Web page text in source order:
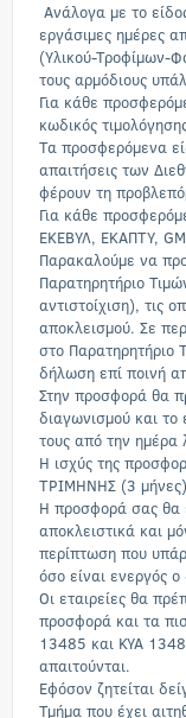
Ανάλογα με το
εργάσιμες ημέρες
(Υλικού-Τροφίμων-
τους αρμόδιους
Για κάθε
κωδικός
Τα προσφερόμενα
απαιτήσεις των
φέρουν τη
Για κάθε
ΕΚΕΒΥΛ, ΕΚΑΠΤΥ,
Παρακαλούμε να
Παρατηρητήριο
αντιστοίχιση), τις
αποκλεισμού. Σε
στο Παρατηρητήριο
δήλωση επί ποινή
Στην προσφορά θα
διαγωνισμού και
τους από την ημέρα
Η ισχύς της
ΤΡΙΜΗΝΗΣ (3 μήνες)
Η προσφορά σας θα
αποκλειστικά και
περίπτωση που
όσο είναι ενεργός
Οι εταιρείες θα
προσφορά και τα
13485 και ΚΥΑ
απαιτούνται.
Εφόσον ζητείται
Τμήμα που έχει